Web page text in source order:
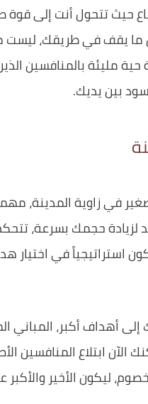
حيث تتحول أنت إلى
ما يقف في طريقك، ليست
مليئة بالمنافسين
بين يديك.
في زاوية المدينة،
لزيادة حجمك بسرعة،
استراتيجياً في
أهداف أكبر، المباني
الآن ابتلاع المنافسين
ليكون الأخير والأكبر